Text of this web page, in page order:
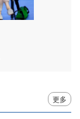
更多